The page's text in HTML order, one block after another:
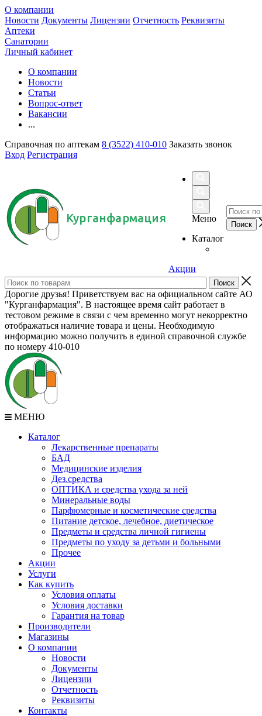
О компании
Новости Документы Лицензии Отчетность Реквизиты
Аптеки
Санатории
Личный кабинет
О компании
Новости
Статьи
Вопрос-ответ
Вакансии
...
Справочная по аптекам 8 (3522) 410-010 Заказать звонок
Вход Регистрация
Курганфармация
Меню
Каталог
Акции
Дорогие друзья! Приветствуем вас на официальном сайте АО
"Курганфармация". В настоящее время сайт работает в
тестовом режиме в связи с чем временно могут некорректно
отображаться наличие товара и цены. Необходимую
информацию можно получить в единой справочной службе
по номеру 410-010
МЕНЮ
Каталог
Лекарственные препараты
БАД
Медицинские изделия
Дез.средства
ОПТИКА и средства ухода за ней
Минеральные воды
Парфюмерные и косметические средства
Питание детское, лечебное, диетическое
Предметы и средства личной гигиены
Предметы по уходу за детьми и больными
Прочее
Акции
Услуги
Как купить
Условия оплаты
Условия доставки
Гарантия на товар
Производители
Магазины
О компании
Новости
Документы
Лицензии
Отчетность
Реквизиты
Контакты